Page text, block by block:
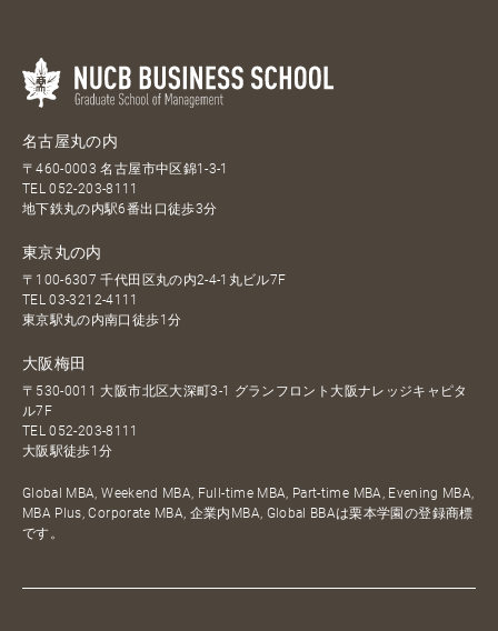
名古屋丸の内
〒460-0003 名古屋市中区錦1-3-1
TEL052-203-8111
地下鉄丸の内駅6番出口徒歩3分
東京丸の内
〒100-6307 千代田区丸の内2-4-1丸ビル7F
TEL03-3212-4111
東京駅丸の内南口徒歩1分
大阪梅田
〒530-0011 大阪市北区大深町3-1 グランフロント大阪ナレッジキャピタ
ル7F
TEL052-203-8111
大阪駅徒歩1分
Global MBA, Weekend MBA, Full-time MBA, Part-time MBA, Evening MBA,
MBA Plus, Corporate MBA, 企業内MBA, Global BBAは栗本学園の登録商標
です。